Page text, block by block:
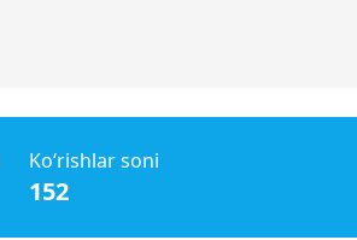
Ko‘rishlar soni
152